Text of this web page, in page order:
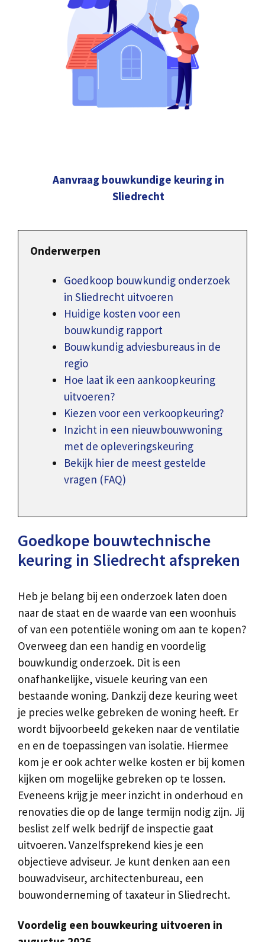
Aanvraag bouwkundige keuring in
Sliedrecht
Onderwerpen
Goedkoop bouwkundig onderzoek
in Sliedrecht uitvoeren
Huidige kosten voor een
bouwkundig rapport
Bouwkundig adviesbureaus in de
regio
Hoe laat ik een aankoopkeuring
uitvoeren?
Kiezen voor een verkoopkeuring?
Inzicht in een nieuwbouwwoning
met de opleveringskeuring
Bekijk hier de meest gestelde
vragen (FAQ)
Goedkope bouwtechnische
keuring in Sliedrecht afspreken
Heb je belang bij een onderzoek laten doen
naar de staat en de waarde van een woonhuis
of van een potentiële woning om aan te kopen?
Overweeg dan een handig en voordelig
bouwkundig onderzoek. Dit is een
onafhankelijke, visuele keuring van een
bestaande woning. Dankzij deze keuring weet
je precies welke gebreken de woning heeft. Er
wordt bijvoorbeeld gekeken naar de ventilatie
en en de toepassingen van isolatie. Hiermee
kom je er ook achter welke kosten er bij komen
kijken om mogelijke gebreken op te lossen.
Eveneens krijg je meer inzicht in onderhoud en
renovaties die op de lange termijn nodig zijn. Jij
beslist zelf welk bedrijf de inspectie gaat
uitvoeren. Vanzelfsprekend kies je een
objectieve adviseur. Je kunt denken aan een
bouwadviseur, architectenbureau, een
bouwonderneming of taxateur in Sliedrecht.
Voordelig een bouwkeuring uitvoeren in